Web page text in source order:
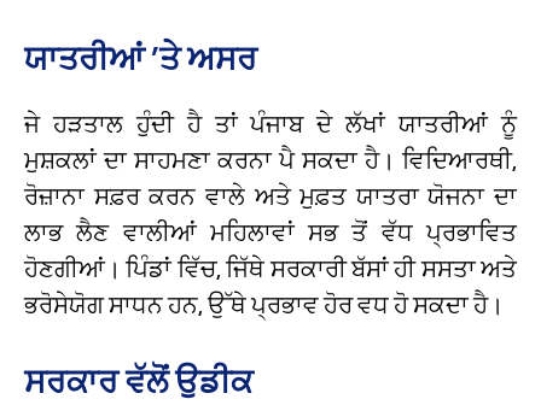
ਯਾਤਰੀਆਂ ’ਤੇ ਅਸਰ
ਜੇ ਹੜਤਾਲ ਹੁੰਦੀ ਹੈ ਤਾਂ ਪੰਜਾਬ ਦੇ ਲੱਖਾਂ ਯਾਤਰੀਆਂ ਨੂੰ
ਮੁਸ਼ਕਲਾਂ ਦਾ ਸਾਹਮਣਾ ਕਰਨਾ ਪੈ ਸਕਦਾ ਹੈ। ਵਿਦਿਆਰਥੀ,
ਰੋਜ਼ਾਨਾ ਸਫ਼ਰ ਕਰਨ ਵਾਲੇ ਅਤੇ ਮੁਫ਼ਤ ਯਾਤਰਾ ਯੋਜਨਾ ਦਾ
ਲਾਭ ਲੈਣ ਵਾਲੀਆਂ ਮਹਿਲਾਵਾਂ ਸਭ ਤੋਂ ਵੱਧ ਪ੍ਰਭਾਵਿਤ
ਹੋਣਗੀਆਂ। ਪਿੰਡਾਂ ਵਿੱਚ, ਜਿੱਥੇ ਸਰਕਾਰੀ ਬੱਸਾਂ ਹੀ ਸਸਤਾ ਅਤੇ
ਭਰੋਸੇਯੋਗ ਸਾਧਨ ਹਨ, ਉੱਥੇ ਪ੍ਰਭਾਵ ਹੋਰ ਵਧ ਹੋ ਸਕਦਾ ਹੈ।
ਸਰਕਾਰ ਵੱਲੋਂ ਉਡੀਕ